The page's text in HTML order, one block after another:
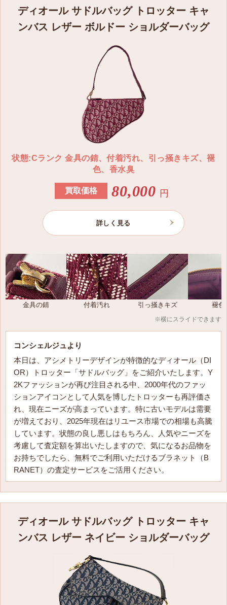
クリスチャン ディオール レディ ディオール CD Lock
ピアス
E2314WOMCY D03S
クリスチャン ディオール レディ ディオール ミッツァ
15DOB106I600 C810
クリスチャン ディオール レディ ディオール Petit CD
B2210WOMVE D307
クリスチャン ディオール レディ ディオール Walk'n'Dio
r プラットフォームスニーカー
KCK398OCH S56B
クリスチャン ディオール レディ ディオール ラージノ
ートブック
HYA03CRI1U C970
〜8,000円
HYA03CRI2U C970
〜5,000円
クリスチャン ディオール レディ ディオール Miss Dior
チェーンポーチ
S0937ONMJ M36Y
〜188,000円
クリスチャン ディオール レディ ディオール フォンホ
ルダー
S0872ONMJ M36Y
クリスチャン ディオール レディ ディオール Cosmos
ジップ カードホルダー
クリスチャン ディオール レディ ディオール Jolie Dior
ディオール サドルバッグ トロッター キャ
ンバス レザー ボルドー ショルダーバッグ
状態:Cランク 金具の錆、付着汚れ、引っ掻きキズ、褪
色、香水臭
買取価格 80,000 円
詳しく見る
金具の錆 付着汚れ 引っ掻きキズ 褪色
※横にスライドできます
コンシェルジュより
本日は、アシメトリーデザインが特徴的なディオール（DI
OR）トロッター「サドルバッグ」をご紹介いたします。Y
2Kファッションが再び注目される中、2000年代のファッ
ションアイコンとして人気を博したトロッターも再評価さ
れ、現在ニーズが高まっています。特に古いモデルは需要
が増えており、2025年現在はリユース市場での相場も高騰
しています。状態の良し悪しはもちろん、人気やニーズを
考慮して査定額を算出いたしますので、気になるお品物を
お持ちでしたら、無料でご利用いただけるブラネット（B
RANET）の査定サービスをご活用ください。
ディオール サドルバッグ トロッター キャ
ンバス レザー ネイビー ショルダーバッグ